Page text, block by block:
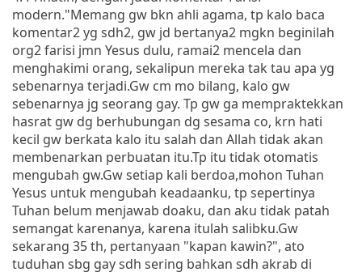
modern."Memang gw bkn ahli agama, tp kalo baca
komentar2 yg sdh2, gw jd bertanya2 mgkn beginilah
org2 farisi jmn Yesus dulu, ramai2 mencela dan
menghakimi orang, sekalipun mereka tak tau apa yg
sebenarnya terjadi.Gw cm mo bilang, kalo gw
sebenarnya jg seorang gay. Tp gw ga mempraktekkan
hasrat gw dg berhubungan dg sesama co, krn hati
kecil gw berkata kalo itu salah dan Allah tidak akan
membenarkan perbuatan itu.Tp itu tidak otomatis
mengubah gw.Gw setiap kali berdoa,mohon Tuhan
Yesus untuk mengubah keadaanku, tp sepertinya
Tuhan belum menjawab doaku, dan aku tidak patah
semangat karenanya, karena itulah salibku.Gw
sekarang 35 th, pertanyaan "kapan kawin?", ato
tuduhan sbg gay sdh sering bahkan sdh akrab di